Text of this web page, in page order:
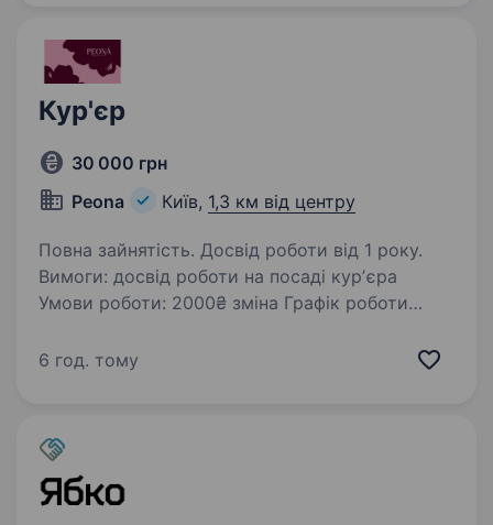
Кур'єр
30 000 грн
Peona
Київ, 1,3 км від центру
Повна зайнятість. Досвід роботи від 1 року.
Вимоги: досвід роботи на посаді курʼєра
Умови роботи: 2000₴ зміна Графік роботи
корпоративні обіди та знижки. Курʼєр на авто
6 год. тому